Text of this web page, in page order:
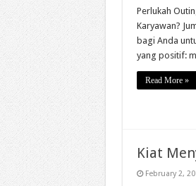
Perlukah
Karyawan?
bagi Anda
yang positif:
Read More »
Kiat
February 2,